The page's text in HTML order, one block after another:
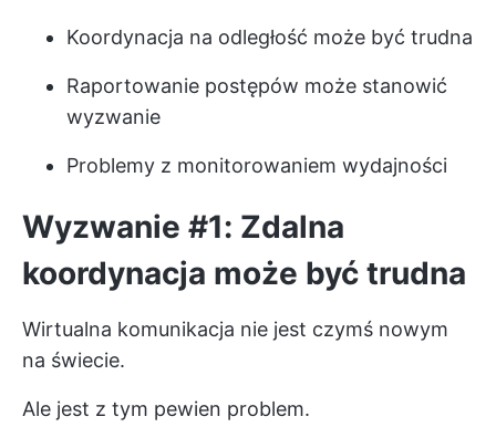
Koordynacja na odległość może być trudna
Raportowanie postępów może stanowić
wyzwanie
Problemy z monitorowaniem wydajności
Wyzwanie #1: Zdalna
koordynacja może być trudna
Wirtualna komunikacja nie jest czymś nowym
na świecie.
Ale jest z tym pewien problem.